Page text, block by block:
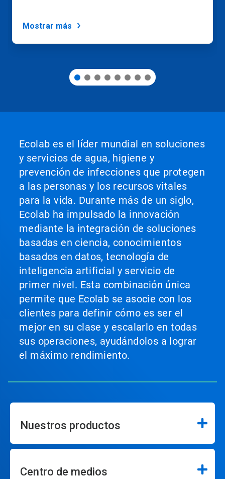
diapositiva.
Mostrar más
Ecolab es el líder mundial en soluciones
y servicios de agua, higiene y
prevención de infecciones que protegen
a las personas y los recursos vitales
para la vida. Durante más de un siglo,
Ecolab ha impulsado la innovación
mediante la integración de soluciones
basadas en ciencia, conocimientos
basados en datos, tecnología de
inteligencia artificial y servicio de
primer nivel. Esta combinación única
permite que Ecolab se asocie con los
clientes para definir cómo es ser el
mejor en su clase y escalarlo en todas
sus operaciones, ayudándolos a lograr
el máximo rendimiento.
Nuestros productos
Centro de medios